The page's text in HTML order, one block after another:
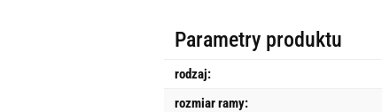
Parametry produktu
rodzaj:
rozmiar ramy: